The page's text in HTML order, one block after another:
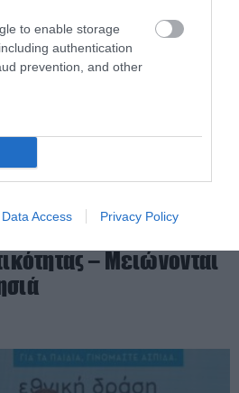
to enable storage
authentication
prevention, and other
Data Access Privacy Policy
– Μειώνονται